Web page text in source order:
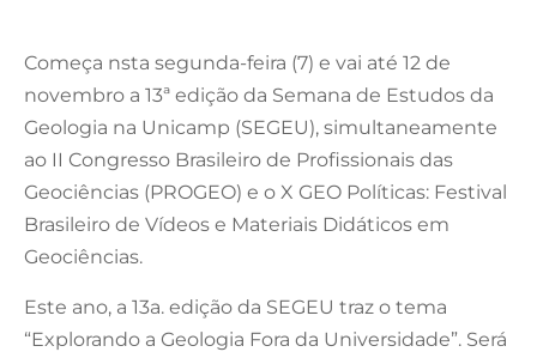
Começa nsta segunda-feira (7) e vai até 12 de
novembro a 13ª edição da Semana de Estudos da
Geologia na Unicamp (SEGEU), simultaneamente
ao II Congresso Brasileiro de Profissionais das
Geociências (PROGEO) e o X GEO Políticas: Festival
Brasileiro de Vídeos e Materiais Didáticos em
Geociências.
Este ano, a 13a. edição da SEGEU traz o tema
“Explorando a Geologia Fora da Universidade”. Será